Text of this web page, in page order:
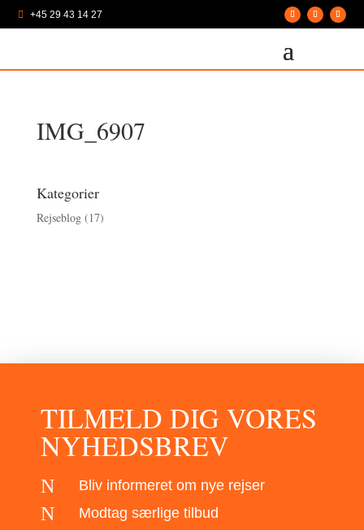
+45 29 43 14 27
IMG_6907
Kategorier
Rejseblog(17)
TILMELD DIG VORES
NYHEDSBREV
N Bliv informeret om nye rejser
N Modtag særlige tilbud